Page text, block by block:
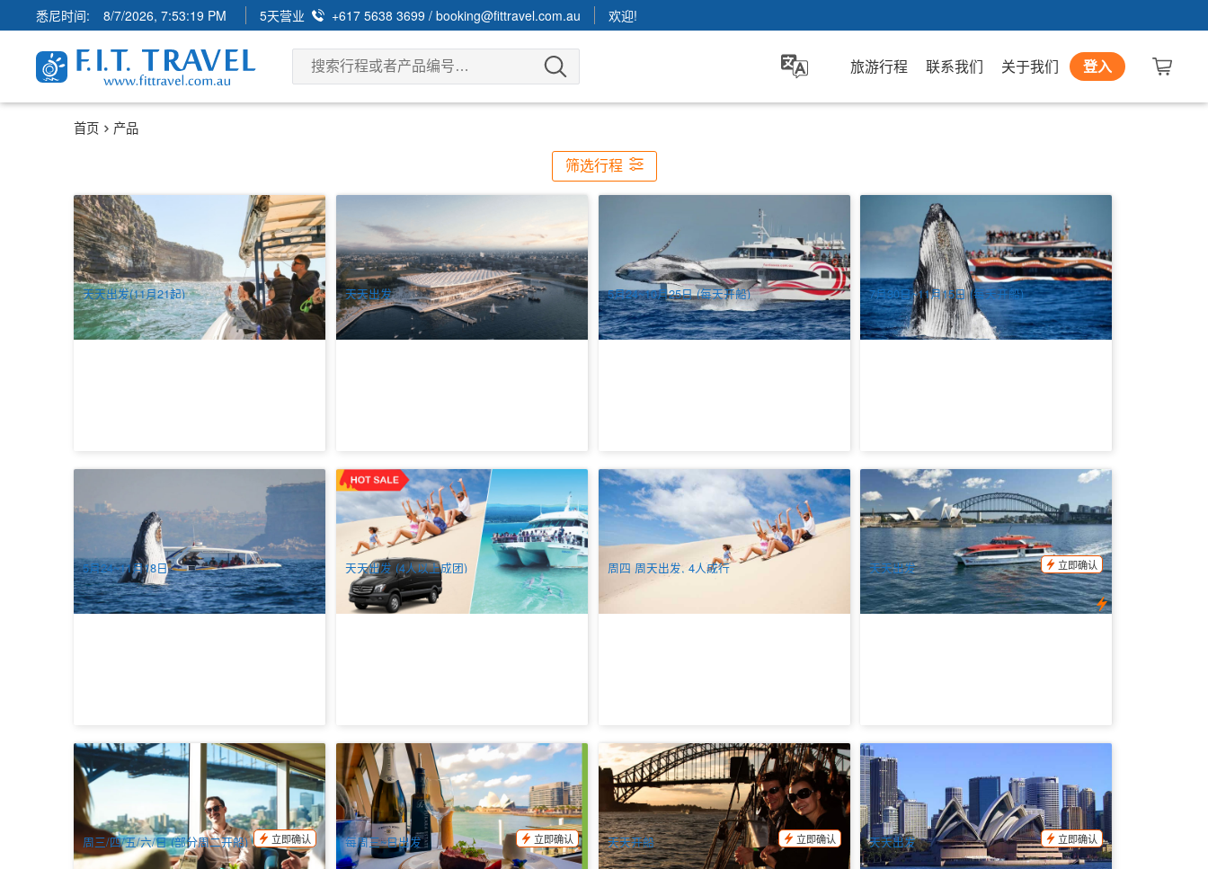
悉尼时间: 8/7/2026, 7:53:19 PM 5天营业 +617 5638 3699 /booking@fittravel.com.au 欢迎!
旅游行程 联系我们 关于我们 登入
首页 产品
筛选行程
Bondi乘风破浪 | 邦迪海滩快艇2小时外海
观光巡航 (悉尼环型码头出发)
51 已预订
AUD $79.00 $81.00
SYD04121
天天出发(11月21起)
头出发)
42 已预订
AUD $36.00 $37.00
SYD04122
天天出发
悉尼2.5小时赏鲸船探索之旅-Fantasea
Avalon号 | 达令港出发
279 已预订
AUD $84.00 $92.00
SYD04038
5月24~10月25日 (每天开船)
悉尼赏鲸2小时特快巡游船 | 环形码头出发
857 已预订
84.00 $92.00
SYD04082
7月30日~11月15日 (每天开船)
乘风破浪 | 悉尼赏鲸2.5小时刺激快艇(达
令港出发)
447 已预订
122.00 $128.00
SYD04081
5月24~11月18日
悉尼 史蒂芬港 | 华语一日游 (奔驰BENZ舒
适小团出行,包酒店接送)
81 已预订
AUD $187.00
SYD04355
天天出发 (4人以上成团)
悉尼 史蒂芬港 | 乘风破浪追海豚一日游
(含午餐) 中文导游
1.7k 已预订
AUD $183.00 $ 190.00
SYD04185
周四 周天出发, 4人成行
随上随下 | 悉尼海港 火箭号观光渡轮(环形
码头出发)
1.7k 已预订
AUD $44.00 $45.00
SYD04048
天天出发
立即确认
日落食光 | 悉尼港1.5小时夕阳晚餐 库克船
长游船(三/四道菜晚餐) Captain Cook
Cruises Sunset Dinner
1.3k 已预订
AUD $126.00 $129.00
SYD04068
周三/四/五/六/日 (部分周二开船)
立即确认
悉尼食光｜港船上午餐/长午餐游船(海港
流动风景+2~3道菜午餐) (Captain Cook
Cruises Harbour View Lunch)
2.3k 已预订
AUD $106.00 $109.00
SYD04045
每周三~日出发
立即确认
爱之船巡航 | 悉尼港高帆船晚餐 (Sydney
Harbour Tall Ship Dinner Cruise)
78 已预订
AUD $102.00 $109.00
SYD04129
天天开船
立即确认
悉尼观光巴士半日游｜3.5 小时导览体验
｜一次玩遍悉尼歌剧院、邦迪海滩与海港
大桥
541 已预订
AUD $48.00 $49.00
SYD04115
天天出发
立即确认